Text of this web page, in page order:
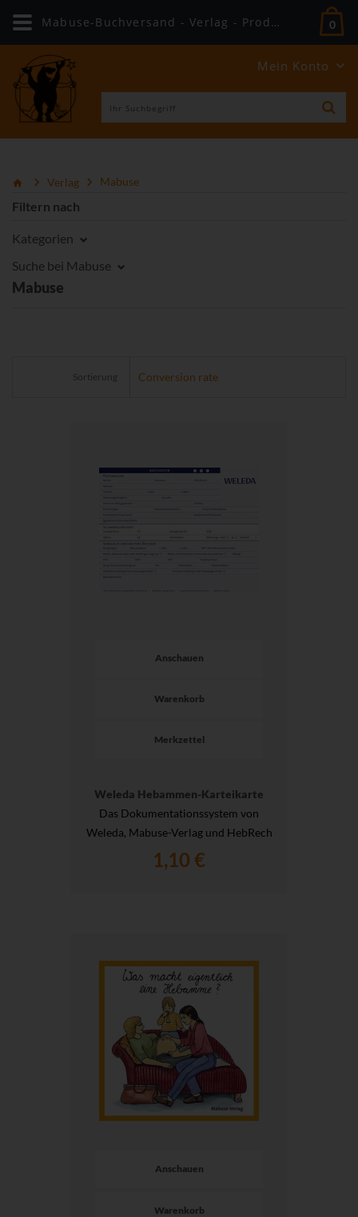
Mein Konto
0
Verlag Mabuse
Filtern nach
Kategorien
Suche bei Mabuse
Mabuse
Sortierung
Anschauen
Warenkorb
Merkzettel
Weleda Hebammen-Karteikarte
Das Dokumentationssystem von
Weleda, Mabuse-Verlag und HebRech
1,10 €
Anschauen
Warenkorb
Mabuse-Buchversand - Verlag - Produkte